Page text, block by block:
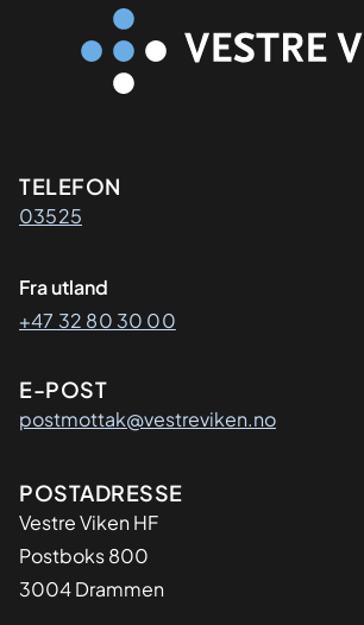
Kontaktinformasjon
TELEFON
03525
Fra utland
+47 32 80 30 00
E-POST
postmottak@vestreviken.no
Adresse
POSTADRESSE
Vestre Viken HF
Postboks 800
3004 Drammen